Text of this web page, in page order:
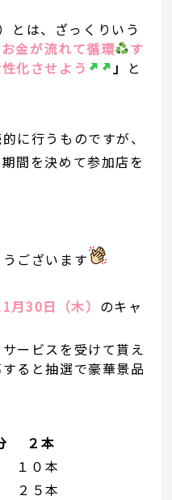
とは、ざっくりいう
金が流れて循環
す
化させよう
」
と
に行うものですが、
間を決めて参加店を
ございます
30日（木） のキャ
ービスを受けて貰え
ると抽選で豪華景品
２本
０本
５本